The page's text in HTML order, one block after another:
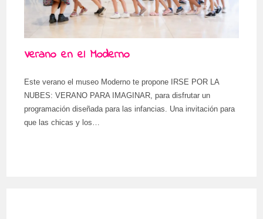
Verano en el Moderno
Este verano el museo Moderno te propone IRSE POR LA
NUBES: VERANO PARA IMAGINAR, para disfrutar un
programación diseñada para las infancias. Una invitación para
que las chicas y los…